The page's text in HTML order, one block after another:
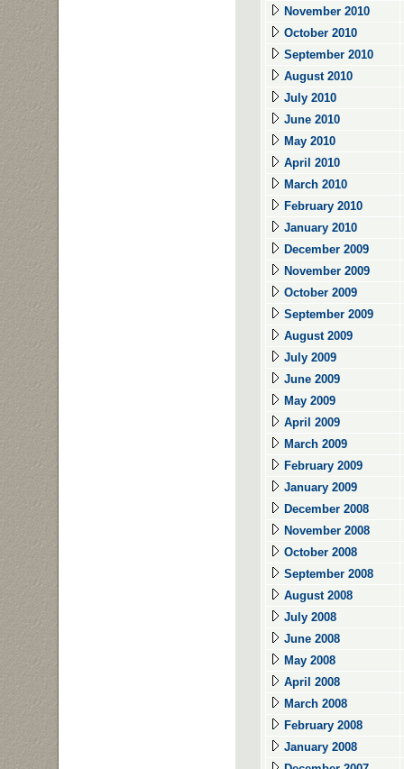
November 2010
October 2010
September 2010
August 2010
July 2010
June 2010
May 2010
April 2010
March 2010
February 2010
January 2010
December 2009
November 2009
October 2009
September 2009
August 2009
July 2009
June 2009
May 2009
April 2009
March 2009
February 2009
January 2009
December 2008
November 2008
October 2008
September 2008
August 2008
July 2008
June 2008
May 2008
April 2008
March 2008
February 2008
January 2008